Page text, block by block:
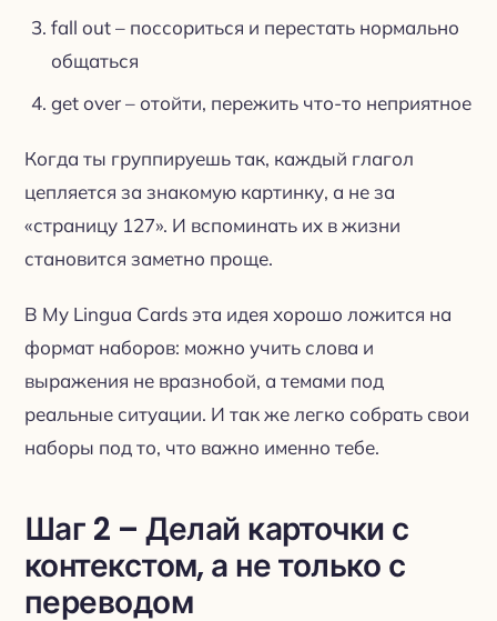
fall out – поссориться и перестать нормально
общаться
get over – отойти, пережить что-то неприятное
Когда ты группируешь так, каждый глагол
цепляется за знакомую картинку, а не за
«страницу 127». И вспоминать их в жизни
становится заметно проще.
В My Lingua Cards эта идея хорошо ложится на
формат наборов: можно учить слова и
выражения не вразнобой, а темами под
реальные ситуации. И так же легко собрать свои
наборы под то, что важно именно тебе.
Шаг 2 – Делай карточки с
контекстом, а не только с
переводом